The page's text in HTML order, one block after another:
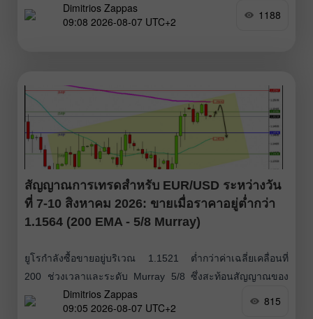
เคยถูกทะลุลงไป มีแนวโน้มว่าราคาจะยังคงปรับตัวขึ้นต่อใน
ช่วงไม่กี่ชั่วโมงข้างหน้า และอาจขึ้นไปทดสอบระดับ Murray
Dimitrios Zappas
09:08 2026-08-07 UTC+2
1188
สัญญาณการเทรดสำหรับ EUR/USD ระหว่างวัน
ที่ 7-10 สิงหาคม 2026: ขายเมื่อราคาอยู่ต่ำกว่า
1.1564 (200 EMA - 5/8 Murray)
ยูโรกำลังซื้อขายอยู่บริเวณ 1.1521 ต่ำกว่าค่าเฉลี่ยเคลื่อนที่
200 ช่วงเวลาและระดับ Murray 5/8 ซึ่งสะท้อนสัญญาณของ
การอ่อนแรงของโมเมนตัมขาขึ้น หลังจากชนแนวต้าน
แข็งแกร่งที่ค่าเฉลี่ยเคลื่อนที่แบบเอ็กซ์โปเนนเชียล 200 ช่วง
Dimitrios Zappas
09:05 2026-08-07 UTC+2
815